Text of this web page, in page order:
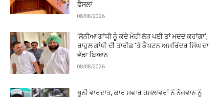
ਫੈਸਲਾ
08/08/2026
‘ਸੋਨੀਆ ਗਾਂਧੀ ਨੂੰ ਕਦੇ ਮੇਰੀ ਲੋੜ ਪਈ ਤਾਂ ਮਦਦ ਕਰਾਂਗਾ’,
ਰਾਹੁਲ ਗਾਂਧੀ ਦੀ ਤਾਰੀਫ਼ ‘ਤੇ ਕੈਪਟਨ ਅਮਰਿੰਦਰ ਸਿੰਘ ਦਾ
ਵੱਡਾ ਬਿਆਨ
08/08/2026
ਖੂਨੀ ਵਾਰਦਾਤ, ਕਾਰ ਸਵਾਰ ਹਮਲਾਵਰਾਂ ਨੇ ਨੌਜਵਾਨ ਨੂੰ